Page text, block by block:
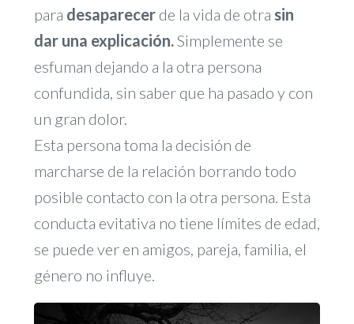
para desaparecerde la vida de otra sin
dar una explicación.Simplemente se
esfuman dejando a la otra persona
confundida, sin saber que ha pasado y con
un gran dolor.
Esta persona toma la decisión de
marcharse de la relación borrando todo
posible contacto con la otra persona. Esta
conducta evitativa no tiene límites de edad,
se puede ver en amigos, pareja, familia, el
género no influye.